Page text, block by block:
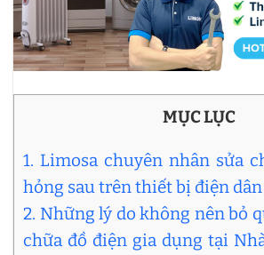
MỤC LỤC
1. Limosa chuyên nhân sửa
hỏng sau trên thiết bị điện
2. Những lý do không nên bỏ
chữa đồ điện gia dụng tại